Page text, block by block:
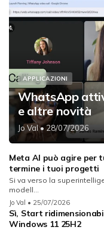
APPLICAZIONI
WhatsApp
e altre novità
Jo Val• 28/07/2026
Meta AI può agire per
termine i tuoi progetti
Si va verso la
modell...
Jo Val • 25/07/2026
Sì, Start
Windows 11 25H2